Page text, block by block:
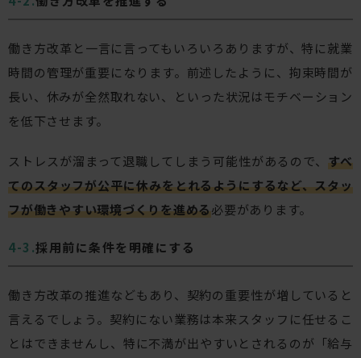
働き方改革と一言に言ってもいろいろありますが、特に就業
時間の管理が重要になります。前述したように、拘束時間が
長い、休みが全然取れない、といった状況はモチベーション
を低下させます。
ストレスが溜まって退職してしまう可能性があるので、すべ
てのスタッフが公平に休みをとれるようにするなど、スタッ
フが働きやすい環境づくりを進める必要があります。
採用前に条件を明確にする
働き方改革の推進などもあり、契約の重要性が増していると
言えるでしょう。契約にない業務は本来スタッフに任せるこ
とはできませんし、特に不満が出やすいとされるのが「給与